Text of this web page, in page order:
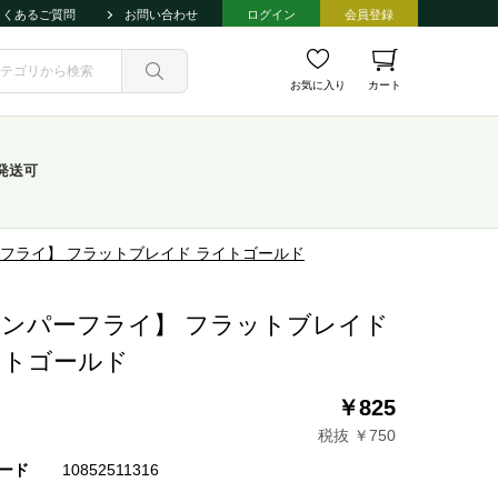
くあるご質問 お問い合わせ ログイン 会員登録
お気に入り カート
送可
フライ】 フラットブレイド ライトゴールド
ンパーフライ】 フラットブレイド
ゴールド
￥825
税抜 ￥750
ド
10852511316